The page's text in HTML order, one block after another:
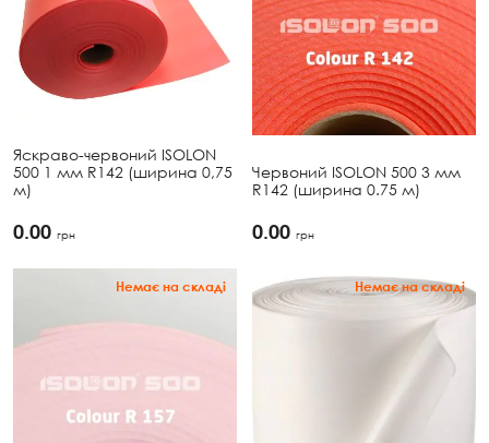
Яскраво-червоний ISOLON
500 1 мм R142 (ширина 0,75
м)
0.00 грн
Червоний ISOLON 500 3 мм
R142 (ширина 0.75 м)
0.00 грн
Немає на складі Немає на складі